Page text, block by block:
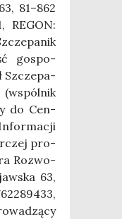
81–862
REGON:
gospo­
Szcze­pa­
(wspól­nik
do Cen­
pro­
Roz­wo­
63,